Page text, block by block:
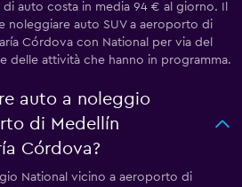
auto costa in media 94 € al giorno. Il
noleggiare auto SUV a aeroporto di
Córdova con National per via del
delle attività che hanno in programma.
auto a noleggio
di Medellín
Córdova?
National vicino a aeroporto di